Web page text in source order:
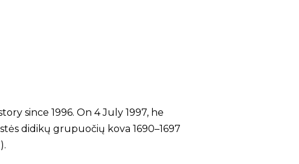
since 1996. On 4 July 1997, he
didikų grupuočių kova 1690–1697